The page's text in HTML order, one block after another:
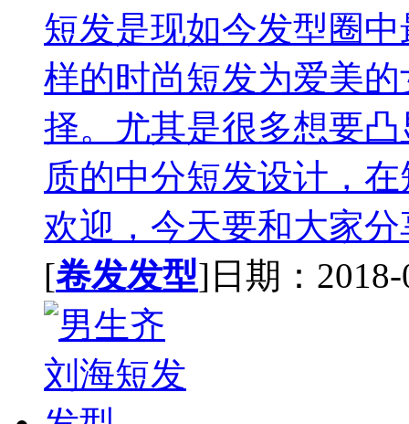
短发是现如今发型圈
样的时尚短发为爱美
择。尤其是很多想要
质的中分短发设计，
欢迎，今天要和大家
[卷发发型]日期：2018-